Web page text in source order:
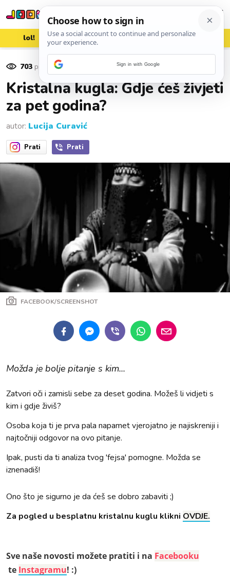
lol! aww vrh! woot?!
703 pregleda
Kristalna kugla: Gdje ćeš živjeti
za pet godina?
autor: Lucija Curavić
Prati Prati
FACEBOOK/SCREENSHOT
Možda je bolje pitanje s kim...
Zatvori oči i zamisli sebe za deset godina. Možeš li vidjeti s
kim i gdje živiš?
Osoba koja ti je prva pala napamet vjerojatno je najiskreniji i
najtočniji odgovor na ovo pitanje.
Ipak, pusti da ti analiza tvog 'fejsa' pomogne. Možda se
iznenadiš!
Ono što je sigurno je da ćeš se dobro zabaviti ;)
Za pogled u besplatnu kristalnu kuglu klikni OVDJE.
Sve naše novosti možete pratiti i na Facebooku
te Instagramu! :)
Sign in with Google